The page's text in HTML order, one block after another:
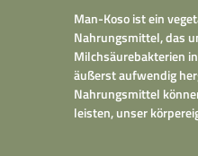
Man-Koso ist ein
Nahrungsmittel, das
Milchsäurebakterien
äußerst aufwendig
Nahrungsmittel
leisten, unser